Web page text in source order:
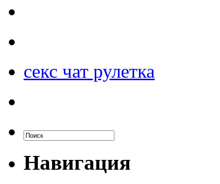
секс чат рулетка
Навигация